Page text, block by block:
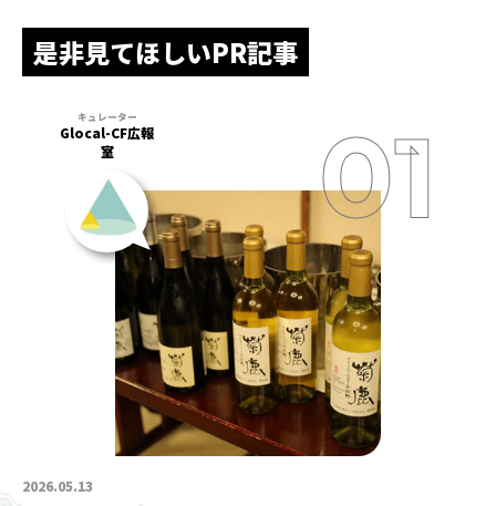
是非見てほしいPR記事
2026.05.13
Glocal-CF広報
室